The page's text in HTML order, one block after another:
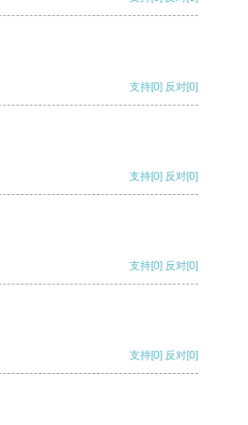
支持[0] 反对[0]
支持[0] 反对[0]
支持[0] 反对[0]
支持[0] 反对[0]